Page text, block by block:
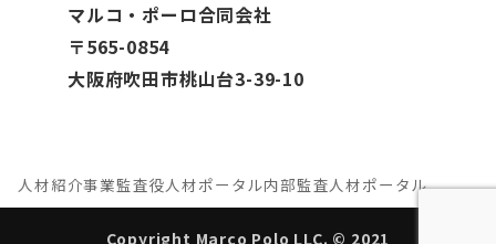
マルコ・ポーロ合同会社
〒565-0854
大阪府吹田市桃山台3-39-10
人材紹介事業監査役人材ポータル内部監査人材ポータル
Copyright Marco Polo LLC. © 2021